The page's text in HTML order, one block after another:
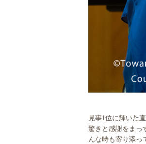
見事1位に輝いた
驚きと感謝をまっ
んな時も寄り添っ